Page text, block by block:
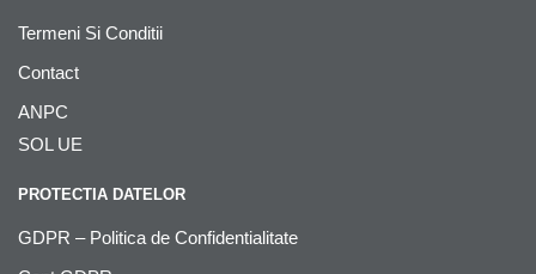
Termeni Si Conditii
Contact
ANPC
SOL UE
PROTECTIA DATELOR
GDPR – Politica de Confidentialitate